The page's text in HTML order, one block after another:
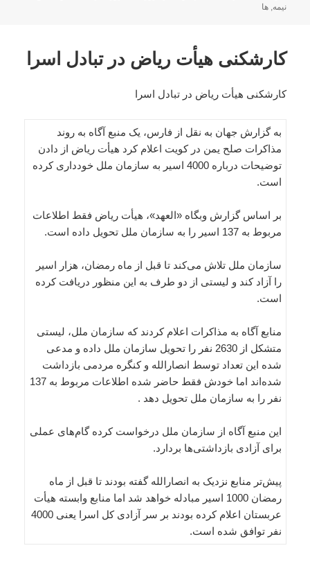
درنیمه,ها
کارشکنی هیأت ریاض در تبادل اسرا
کارشکنی هیأت ریاض در تبادل اسرا
به گزارش جهان به نقل از فارس، یک منبع آگاه به روند
مذاکرات صلح یمن در کویت اعلام کرد هیأت ریاض از دادن
توضیحات درباره 4000 اسیر به سازمان ملل خودداری کرده
است.
بر اساس گزارش وبگاه «العهد»، هیأت ریاض فقط اطلاعات
مربوط به 137 اسیر را به سازمان ملل تحویل داده است.
سازمان ملل تلاش می‌کند تا قبل از ماه رمضان، هزار اسیر
را آزاد کند و لیستی از دو طرف به این منظور دریافت کرده
است.
منابع آگاه به مذاکرات اعلام کردند که سازمان ملل، لیستی
متشکل از 2630 نفر را تحویل سازمان ملل داده و مدعی
شده این تعداد توسط انصارالله و کنگره مردمی بازداشت
شده‌اند اما خودش فقط حاضر شده اطلاعات مربوط به 137
نفر را به سازمان ملل تحویل دهد .
این منبع آگاه از سازمان ملل درخواست کرده گام‌های عملی
برای آزادی بازداشتی‌ها بردارد.
پیش‌تر منابع نزدیک به انصارالله گفته‌ بودند تا قبل از ماه
رمضان 1000 اسیر مبادله خواهد شد اما منابع وابسته هیأت
عربستان اعلام کرده بودند بر سر آزادی کل اسرا یعنی 4000
نفر توافق شده است.